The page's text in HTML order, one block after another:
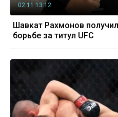
02.11 13:12
Шавкат Рахмонов
борьбе за титул UFC